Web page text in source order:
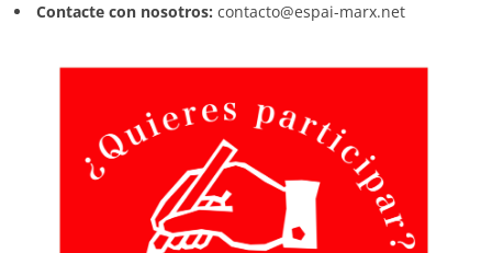
Contacte con nosotros: contacto@espai-marx.net